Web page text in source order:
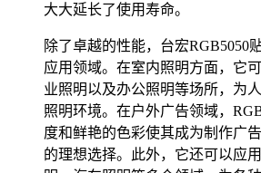
大大延长了使用寿命。
除了卓越的性能，台宏RGB5050
应用领域。在室内照明方面，它
业照明以及办公照明等场所，为
照明环境。在户外广告领域，
度和鲜艳的色彩使其成为制作广
的理想选择。此外，它还可以应